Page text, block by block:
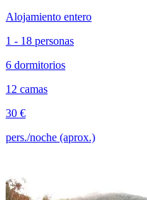
Alojamiento entero
1 - 18 personas
6 dormitorios
12 camas
30 €
pers./noche (aprox.)